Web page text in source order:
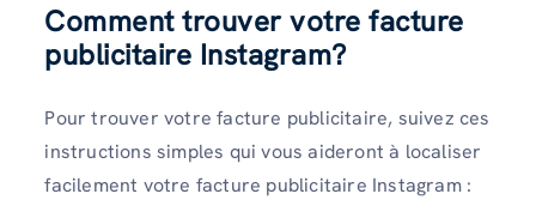
Comment trouver votre facture
publicitaire Instagram?
Pour trouver votre facture publicitaire, suivez ces
instructions simples qui vous aideront à localiser
facilement votre facture publicitaire Instagram :